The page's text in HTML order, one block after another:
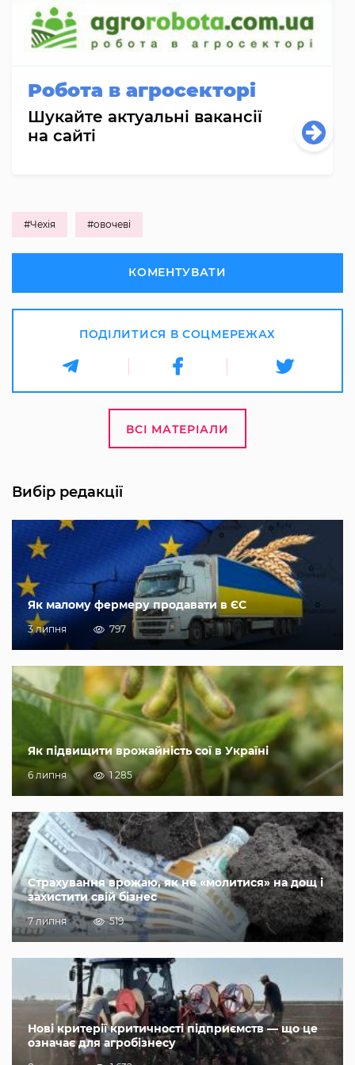
Робота в агросекторі
Шукайте актуальні вакансії
на сайті
#Чехія #овочеві
КОМЕНТУВАТИ
ПОДІЛИТИСЯ В СОЦМЕРЕЖАХ
ВСІ МАТЕРІАЛИ
Вибір редакції
Як малому фермеру продавати в ЄС
3 липня 797
Як підвищити врожайність сої в Україні
6 липня 1 285
Страхування врожаю, як не «молитися» на дощ і
захистити свій бізнес
7 липня 519
Нові критерії критичності підприємств — що це
означає для агробізнесу